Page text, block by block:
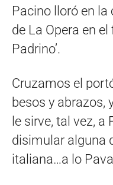
Pacino lloró en la
de La Opera en el
Padrino’.
Cruzamos el
besos y abrazos,
le sirve, tal vez, a
disimular alguna
italiana…a lo